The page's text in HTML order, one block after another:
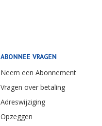
ABONNEE VRAGEN
Neem een Abonnement
Vragen over betaling
Adreswijziging
Opzeggen